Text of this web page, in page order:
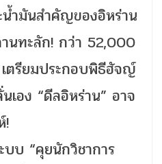
น้ำมันสำคัญของอิหร่าน
นทะลัก! กว่า 52,000
ตรียมประกอบพิธีฮัจญ์
เอง “ดีลอิหร่าน” อาจ
!
บบ “คุยนักวิชาการ